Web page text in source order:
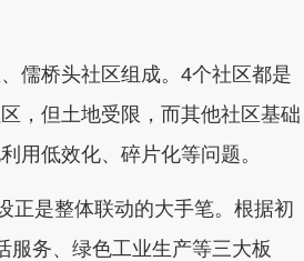
儒桥头社区组成。4个社区都是
，但土地受限，而其他社区基础
用低效化、碎片化等问题。
正是整体联动的大手笔。根据初
服务、绿色工业生产等三大板